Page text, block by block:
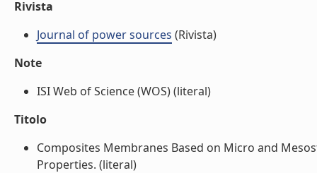
Rivista
Journal of power sources (Rivista)
Note
ISI Web of Science (WOS) (literal)
Titolo
Composites Membranes Based on Micro and
Properties. (literal)